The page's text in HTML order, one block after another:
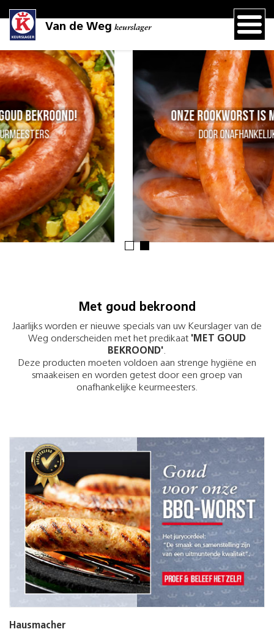
Van de Weg keurslager
Onze rookworst is met goud bekroond!
Door onafhankelijke keurmeesters
Met goud bekroond
Jaarlijks worden er nieuwe specials van uw Keurslager van de
Weg onderscheiden met het predikaat 'MET GOUD
BEKROOND'.
Deze producten moeten voldoen aan strenge hygiëne en
smaakeisen en worden getest door een groep van
onafhankelijke keurmeesters.
Hausmacher